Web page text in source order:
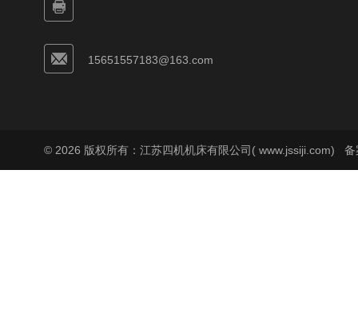
15651557183@163.com
© 2026 版权所有：江苏四机机床有限公司( www.jssiji.com) 备